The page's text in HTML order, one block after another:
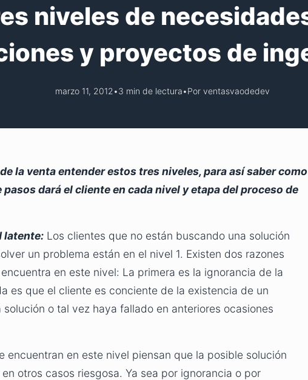
niveles de
y proyectos de
marzo 11, 2012 •3 min de lectura•Por ventasvaodedev
la venta entender estos tres niveles, para así saber como
dará el cliente en cada nivel y etapa del proceso de
latente: Los clientes que no están buscando una solución
un problema están en el nivel 1. Existen dos razones
en este nivel: La primera es la ignorancia de la
es que el cliente es conciente de la existencia de un
o tal vez haya fallado en anteriores ocasiones
encuentran en este nivel piensan que la posible solución
otros casos riesgosa. Ya sea por ignorancia o por